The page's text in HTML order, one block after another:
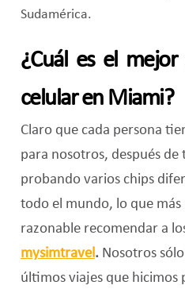
Sudamérica.
¿Cuál es el
celular en Miami?
Claro que cada persona
para nosotros, después de
probando varios chips
todo el mundo, lo que más
razonable recomendar a
mysimtravel.Nosotros sólo
últimos viajes que hicimos